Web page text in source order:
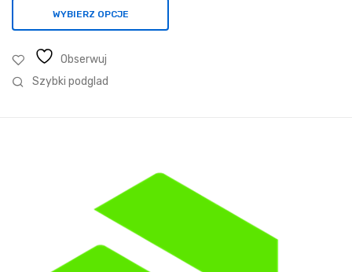
WYBIERZ OPCJE
Obserwuj
Szybki podglad